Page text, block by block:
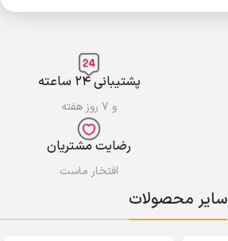
پشتیبانی ۲۴ ساعته
و ۷ روز هفته
رضایت مشتریان
افتخار ماست
سایر محصولات